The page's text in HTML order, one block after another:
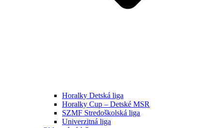
Horalky Detská liga
Horalky Cup – Detské MSR
SZMF Stredoškolská liga
Univerzitná liga